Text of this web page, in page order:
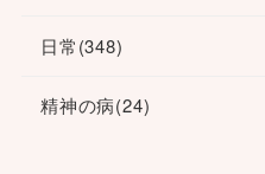
日常(348)
精神の病(24)